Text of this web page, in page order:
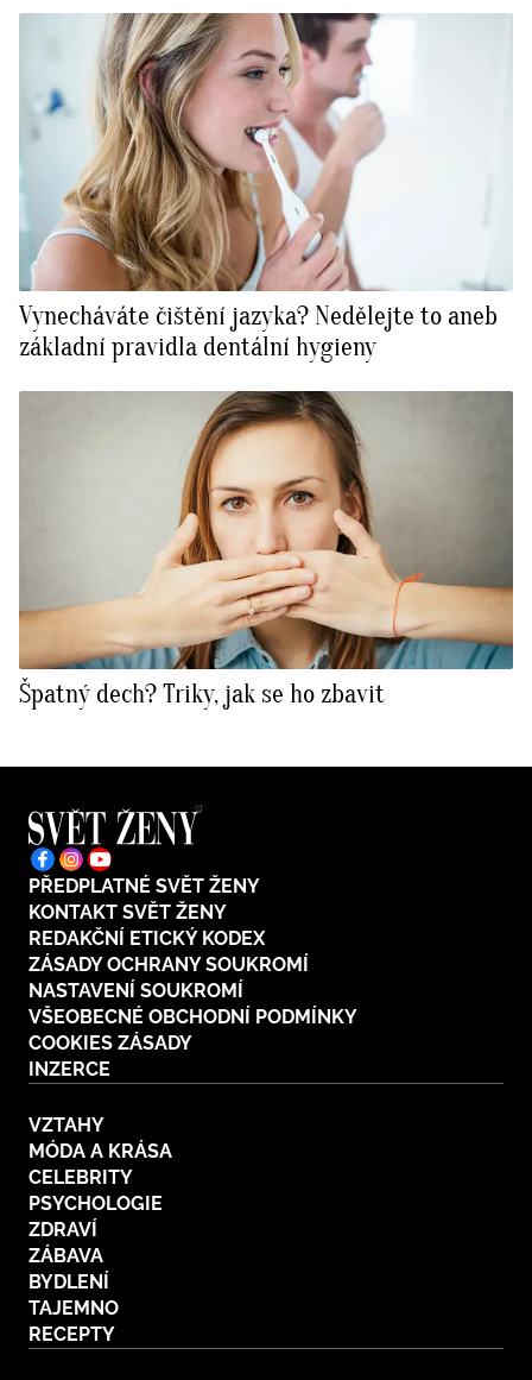
Vynecháváte čištění jazyka? Nedělejte to aneb
základní pravidla dentální hygieny
Špatný dech? Triky, jak se ho zbavit
PŘEDPLATNÉ SVĚT ŽENY
KONTAKT SVĚT ŽENY
REDAKČNÍ ETICKÝ KODEX
ZÁSADY OCHRANY SOUKROMÍ
NASTAVENÍ SOUKROMÍ
VŠEOBECNÉ OBCHODNÍ PODMÍNKY
COOKIES ZÁSADY
INZERCE
VZTAHY
MÓDA A KRÁSA
CELEBRITY
PSYCHOLOGIE
ZDRAVÍ
ZÁBAVA
BYDLENÍ
TAJEMNO
RECEPTY